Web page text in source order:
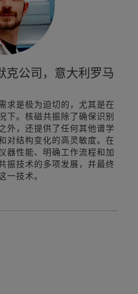
克公司，意大利罗马
求是极为迫切的，尤其是在
下。核磁共振除了确保识别
外，还提供了任何其他谱学
对结构变化的高灵敏度。在
器性能、明确工作流程和加
振技术的多项发展，并最终
一技术。